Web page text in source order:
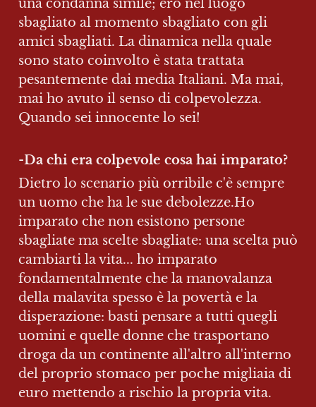
una condanna simile; ero nel luogo
sbagliato al momento sbagliato con gli
amici sbagliati. La dinamica nella quale
sono stato coinvolto è stata trattata
pesantemente dai media Italiani. Ma mai,
mai ho avuto il senso di colpevolezza.
Quando sei innocente lo sei!
-Da chi era colpevole cosa hai imparato?
Dietro lo scenario più orribile c'è sempre
un uomo che ha le sue debolezze.Ho
imparato che non esistono persone
sbagliate ma scelte sbagliate: una scelta può
cambiarti la vita... ho imparato
fondamentalmente che la manovalanza
della malavita spesso è la povertà e la
disperazione: basti pensare a tutti quegli
uomini e quelle donne che trasportano
droga da un continente all'altro all'interno
del proprio stomaco per poche migliaia di
euro mettendo a rischio la propria vita.